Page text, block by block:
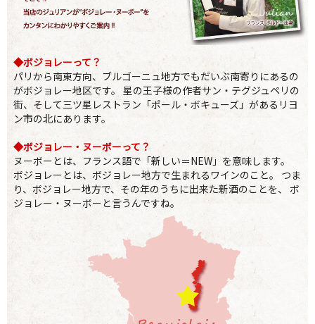
◆ボジョレーって？
パリから南東方向、ブルゴーニュ地方でもだいぶ南寄りにあるの
がボジョレー地区です。 星の王子様の作者サン・テグジュペリの
街、そして三ツ星レストラン「ポール・ボキューズ」があるリヨ
ン市の北にあります。
◆ボジョレー・ヌーボーって？
ヌーボーとは、フランス語で「新しい＝NEW」を意味します。
ボジョレーとは、ボジョレー地方で生まれるワインのこと。 つま
り、ボジョレー地方で、その年のうちに出来た新酒のことを、 ボ
ジョレー・ヌーボーと言うんですね。